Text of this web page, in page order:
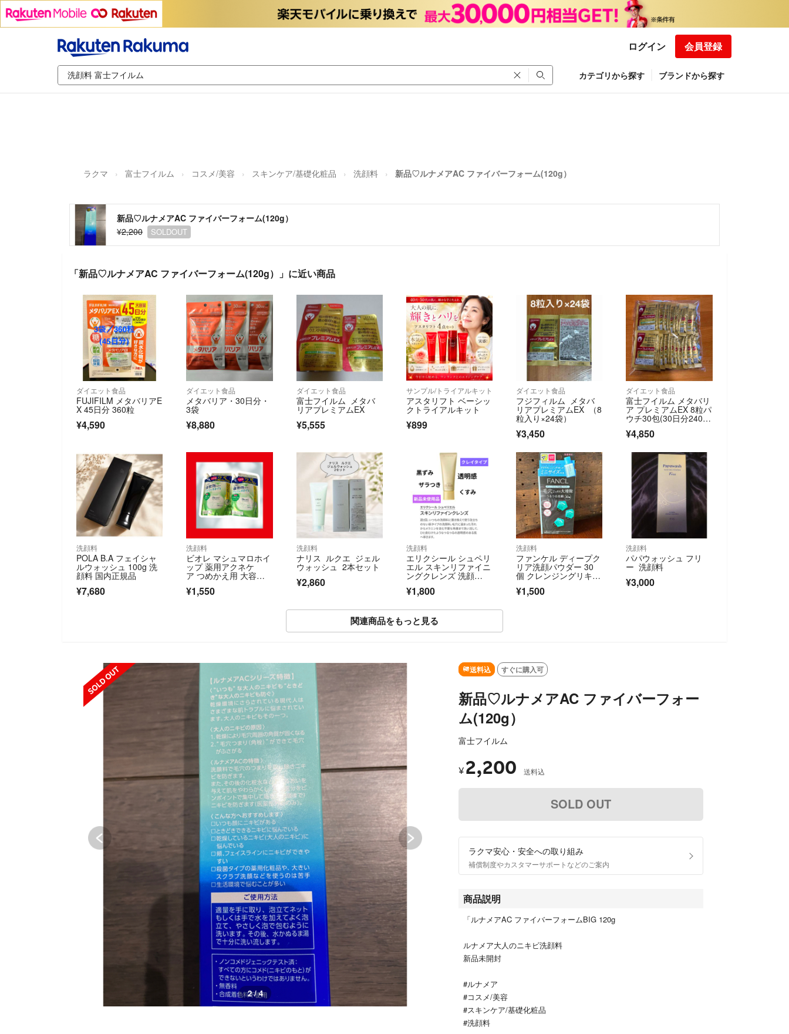
ログイン 会員登録
カテゴリから探す ブランドから探す
ラクマ 富士フイルム コスメ/美容 スキンケア/基礎化粧品 洗顔料 新品♡ルナメアAC ファイバーフォーム(120g）
新品♡ルナメアAC ファイバーフォーム(120g）
¥2,200
SOLDOUT
「新品♡ルナメアAC ファイバーフォーム(120g）」に近い商品
ダイエット食品
FUJIFILM メタバリアE
X 45日分 360粒
¥4,590
ダイエット食品
メタバリア・30日分・
3袋
¥8,880
ダイエット食品
富士フイルム メタバ
リアプレミアムEX
¥5,555
サンプル/トライアルキット
アスタリフト ベーシッ
クトライアルキット
¥899
ダイエット食品
フジフィルム メタバ
リアプレミアムEX （8
粒入り×24袋）
¥3,450
ダイエット食品
富士フイルム メタバリ
ア プレミアムEX 8粒パ
ウチ30包(30日分240
粒)
¥4,850
洗顔料
POLA B.A フェイシャ
ルウォッシュ 100g 洗
顔料 国内正規品
¥7,680
洗顔料
ビオレ マシュマロホイ
ップ 薬用アクネケ
ア つめかえ用 大容
¥1,550
洗顔料
ナリス ルクエ ジェル
ウォッシュ 2本セット
¥2,860
洗顔料
エリクシール シュペリ
エル スキンリファイニ
ングクレンズ 洗顔
き 黒ずみ 透明感 クレ
¥1,800
洗顔料
ファンケル ディープク
リア洗顔パウダー 30
個 クレンジングリキッ
¥1,500
洗顔料
パパウォッシュ フリ
ー 洗顔料
¥3,000
関連商品をもっと見る
SOLD OUT
3 / 4
送料込 すぐに購入可
新品♡ルナメアAC ファイバーフォー
ム(120g）
富士フイルム
¥ 2,200 送料込
SOLD OUT
ラクマ安心・安全への取り組み
補償制度やカスタマーサポートなどのご案内
商品説明
「ルナメアAC ファイバーフォームBIG 120g
ルナメア大人のニキビ洗顔料
新品未開封
#ルナメア
#コスメ/美容
#スキンケア/基礎化粧品
#洗顔料